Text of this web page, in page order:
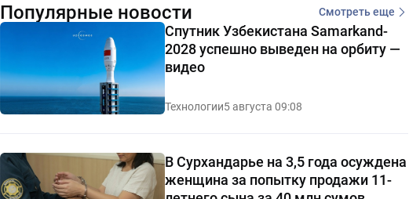
Популярные новости Смотреть еще
Спутник Узбекистана Samarkand-
2028 успешно выведен на орбиту —
видео
Технологии5 августа 09:08
В Сурхандарье на 3,5 года осуждена
женщина за попытку продажи 11-